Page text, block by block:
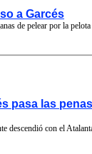
a Garcés
de pelear por la pelota
pasa las
descendió con el